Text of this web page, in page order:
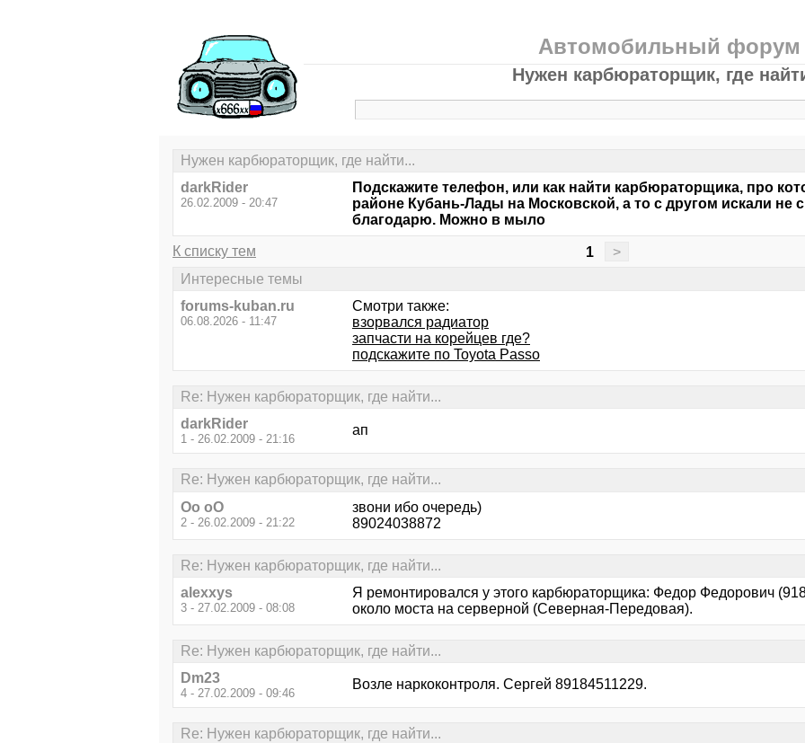
Автомобильный форум
Нужен карбюраторщик, где
Нужен карбюраторщик, где найти...
darkRider
26.02.2009 - 20:47
Подскажите телефон, или как найти карбюраторщика, про
районе Кубань-Лады на Московской, а то с другом искали не
благодарю. Можно в мыло
К списку тем 1
>
Интересные темы
forums-kuban.ru
06.08.2026 - 11:47
Смотри также:
взорвался радиатор
запчасти на корейцев где?
подскажите по Toyota Passo
Re: Нужен карбюраторщик, где найти...
darkRider
1 - 26.02.2009 - 21:16
ап
Re: Нужен карбюраторщик, где найти...
Oo oO
2 - 26.02.2009 - 21:22
звони ибо очередь)
89024038872
Re: Нужен карбюраторщик, где найти...
alexxys
3 - 27.02.2009 - 08:08
Я ремонтировался у этого карбюраторщика: Федор Федорович
около моста на серверной (Северная-Передовая).
Re: Нужен карбюраторщик, где найти...
Dm23
4 - 27.02.2009 - 09:46
Возле наркоконтроля. Сергей 89184511229.
Re: Нужен карбюраторщик, где найти...